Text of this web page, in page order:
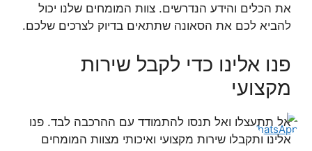
את הכלים והידע הנדרשים. צוות המומחים שלנו יכול
להביא לכם את הסאונה שתתאים בדיוק לצרכים שלכם.
פנו אלינו כדי לקבל שירות
מקצועי
אל תתעצלו ואל תנסו להתמודד עם ההרכבה לבד. פנו
אלינו ותקבלו שירות מקצועי ואיכותי מצוות המומחים